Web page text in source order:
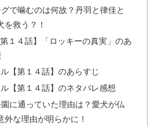
グで噛むのは何故？丹羽と律佳と
を救う？！
１４話】「ロッキーの真実」のあ
【第１４話】のあらすじ
【第１４話】のネタバレ感想
に通っていた理由は？愛犬が仏
外な理由が明らかに！